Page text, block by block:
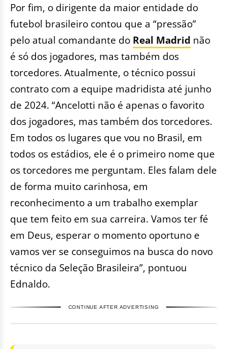
Por fim, o dirigente da maior entidade do
futebol brasileiro contou que a “pressão”
pelo atual comandante do Real Madrid não
é só dos jogadores, mas também dos
torcedores. Atualmente, o técnico possui
contrato com a equipe madridista até junho
de 2024. “Ancelotti não é apenas o favorito
dos jogadores, mas também dos torcedores.
Em todos os lugares que vou no Brasil, em
todos os estádios, ele é o primeiro nome que
os torcedores me perguntam. Eles falam dele
de forma muito carinhosa, em
reconhecimento a um trabalho exemplar
que tem feito em sua carreira. Vamos ter fé
em Deus, esperar o momento oportuno e
vamos ver se conseguimos na busca do novo
técnico da Seleção Brasileira”, pontuou
Ednaldo.
CONTINUE AFTER ADVERTISING